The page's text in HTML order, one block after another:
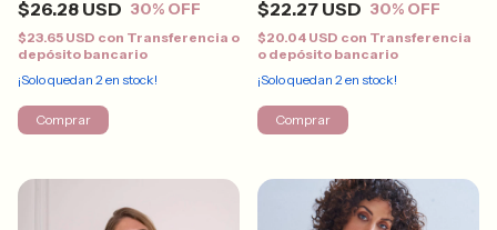
$26.28 USD 30% OFF
$23.65 USD con Transferencia o
depósito bancario
¡Solo quedan 2en stock!
Comprar
$22.27 USD 30% OFF
$20.04 USD con Transferencia
o depósito bancario
¡Solo quedan 2en stock!
Comprar